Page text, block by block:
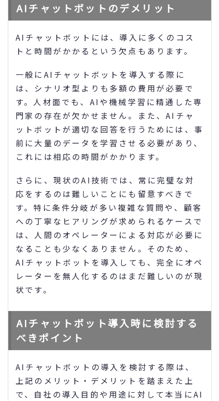
AIチャットボットのデメリット
AIチャットボットには、導入に多くのコス
トと時間がかかるという欠点もあります。
一般にAIチャットボットを導入する際に
は、シナリオ型よりも多額の費用が必要で
す。人材面でも、AIや機械学習に精通した専
門家の存在が欠かせません。また、AIチャ
ットボットが適切な回答を行うためには、事
前に大量のデータを学習させる必要があり、
これには相応の時間がかかります。
さらに、現状のAI技術では、常に完璧な対
応をするのは難しいことにも留意すべきで
す。特に条件分岐が多い複雑な質問や、顧客
への丁寧なヒアリングが求められるケースで
は、人間のオペレーターによる対応が必要に
なることも少なくありません。そのため、
AIチャットボットを導入しても、完全にオペ
レーターを無人化するのはまだ難しいのが現
状です。
AIチャットボット導入時に検討する
べきポイント
AIチャットボットの導入を検討する際は、
上記のメリット・デメリットを踏まえた上
で、自社の導入目的や用途に対して本当にAI